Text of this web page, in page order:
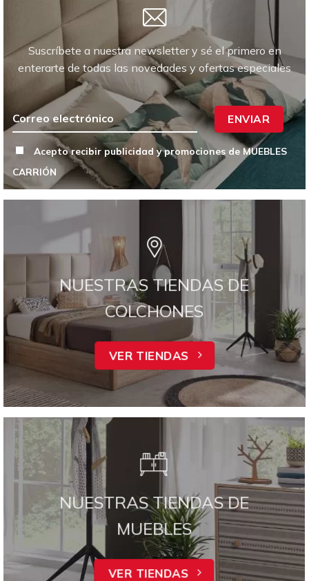
Suscríbete a nuestra newsletter y sé el primero en
enterarte de todas las novedades y ofertas especiales
Acepto recibir publicidad y promociones de MUEBLES
CARRIÓN
ENVIAR
NUESTRAS TIENDAS DE
COLCHONES
VER TIENDAS
NUESTRAS TIENDAS DE
MUEBLES
VER TIENDAS